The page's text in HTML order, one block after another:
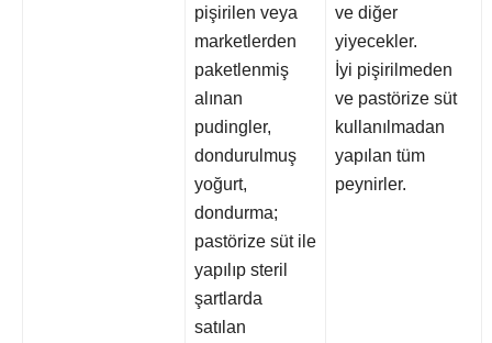
pişirilen veya
marketlerden
paketlenmiş
alınan
pudingler,
dondurulmuş
yoğurt,
dondurma;
pastörize süt ile
yapılıp steril
şartlarda
satılan
ve diğer
yiyecekler.
İyi pişirilmeden
ve pastörize süt
kullanılmadan
yapılan tüm
peynirler.